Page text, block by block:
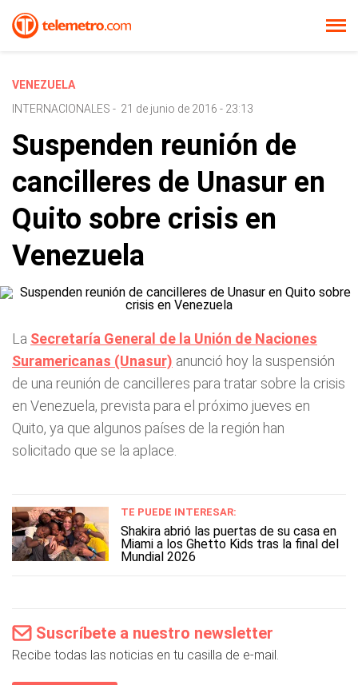
VENEZUELA
INTERNACIONALES - 21 de junio de 2016 - 23:13
Suspenden reunión de
cancilleres de Unasur en
Quito sobre crisis en
Venezuela
La Secretaría General de la Unión de Naciones
Suramericanas (Unasur) anunció hoy la suspensión
de una reunión de cancilleres para tratar sobre la crisis
en Venezuela, prevista para el próximo jueves en
Quito, ya que algunos países de la región han
solicitado que se la aplace.
TE PUEDE INTERESAR:
Shakira abrió las puertas de su casa en
Miami a los Ghetto Kids tras la final del
Mundial 2026
Suscríbete a nuestro newsletter
Recibe todas las noticias en tu casilla de e-mail.